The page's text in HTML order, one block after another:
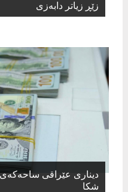
زێڕ زیاتر دابەزی
دیناری عێراقی ساحەكەی
شكا